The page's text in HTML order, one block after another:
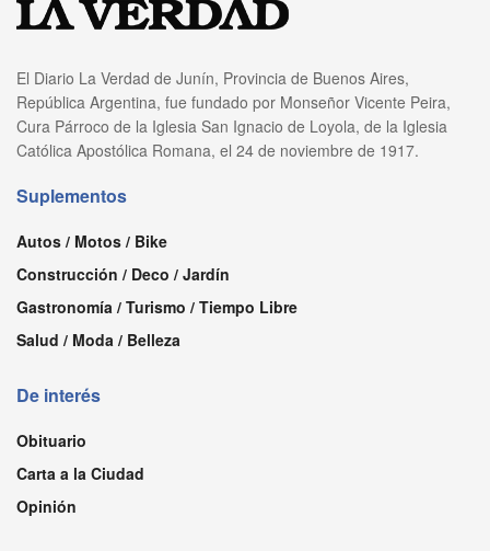
El Diario La Verdad de Junín, Provincia de Buenos Aires,
República Argentina, fue fundado por Monseñor Vicente Peira,
Cura Párroco de la Iglesia San Ignacio de Loyola, de la Iglesia
Católica Apostólica Romana, el 24 de noviembre de 1917.
Suplementos
Autos / Motos / Bike
Construcción / Deco / Jardín
Gastronomía / Turismo / Tiempo Libre
Salud / Moda / Belleza
De interés
Obituario
Carta a la Ciudad
Opinión